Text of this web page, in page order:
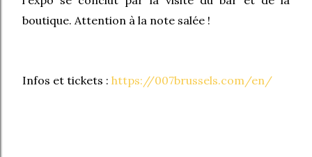
boutique. Attention à la note salée !
Infos et tickets : https://007brussels.com/en/